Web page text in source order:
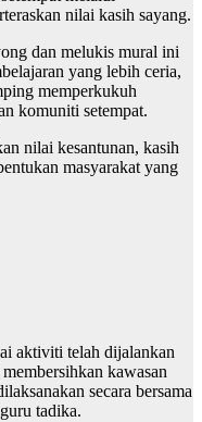
nilai kasih sayang.
dan melukis mural ini
yang lebih ceria,
memperkukuh
komuniti setempat.
nilai kesantunan, kasih
masyarakat yang
aktiviti telah dijalankan
kawasan
secara bersama
tadika.